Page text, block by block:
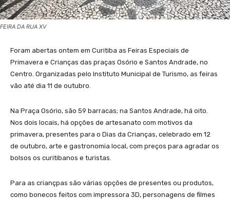
FEIRA DA RUA XV
Foram abertas ontem em Curitiba as Feiras Especiais de
Primavera e Crianças das praças Osório e Santos Andrade, no
Centro. Organizadas pelo Instituto Municipal de Turismo, as feiras
vão até dia 11 de outubro.
Na Praça Osório, são 59 barracas; na Santos Andrade, há oito.
Nos dois locais, há opções de artesanato com motivos da
primavera, presentes para o Dias da Crianças, celebrado em 12
de outubro, arte e gastronomia local, com preços para agradar os
bolsos os curitibanos e turistas.
Para as criançpas são várias opções de presentes ou produtos,
como bonecos feitos com impressora 3D, personagens de filmes